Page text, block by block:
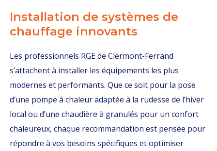
Installation de systèmes de
chauffage innovants
Les professionnels RGE de Clermont-Ferrand
s’attachent à installer les équipements les plus
modernes et performants. Que ce soit pour la pose
d’une pompe à chaleur adaptée à la rudesse de l’hiver
local ou d’une chaudière à granulés pour un confort
chaleureux, chaque recommandation est pensée pour
répondre à vos besoins spécifiques et optimiser